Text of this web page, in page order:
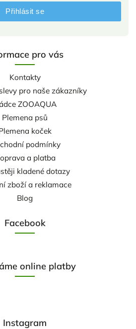
pro vás
Kontakty
pro naše zákazníky
ZOOAQUA
Plemena psů
koček
podmínky
a platba
kladené dotazy
zboží a reklamace
Blog
Facebook
Přihlásit se
online platby
Instagram